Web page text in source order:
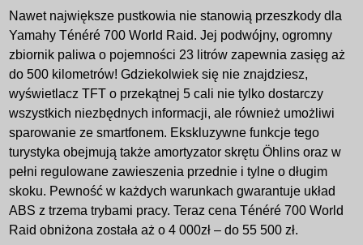
Nawet największe pustkowia nie stanowią przeszkody dla
Yamahy Ténéré 700 World Raid. Jej podwójny, ogromny
zbiornik paliwa o pojemności 23 litrów zapewnia zasięg aż
do 500 kilometrów! Gdziekolwiek się nie znajdziesz,
wyświetlacz TFT o przekątnej 5 cali nie tylko dostarczy
wszystkich niezbędnych informacji, ale również umożliwi
sparowanie ze smartfonem. Ekskluzywne funkcje tego
turystyka obejmują także amortyzator skrętu Öhlins oraz w
pełni regulowane zawieszenia przednie i tylne o długim
skoku. Pewność w każdych warunkach gwarantuje układ
ABS z trzema trybami pracy. Teraz cena Ténéré 700 World
Raid obniżona została aż o 4 000zł – do 55 500 zł.